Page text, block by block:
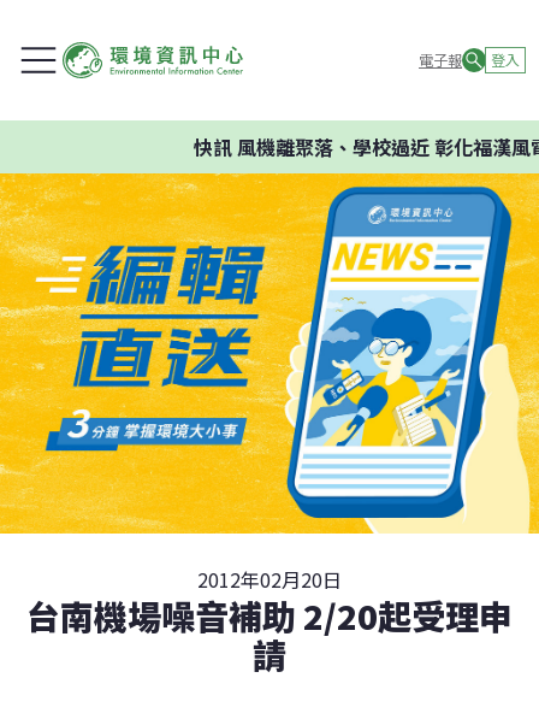
電子報 登入
快訊風機離聚落、學校過近 彰化福漢風
2012年02月20日
台南機場噪音補助 2/20起受理申
請